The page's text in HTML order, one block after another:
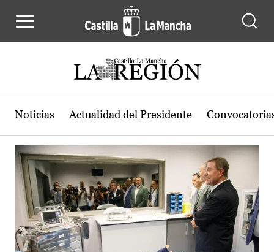
Actualidad de la región de Castilla-
Noticias Actualidad del Presidente